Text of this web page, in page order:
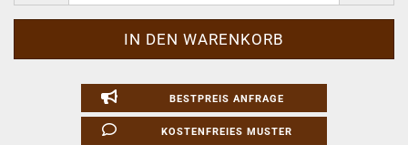
BESTPREIS ANFRAGE
KOSTENFREIES MUSTER